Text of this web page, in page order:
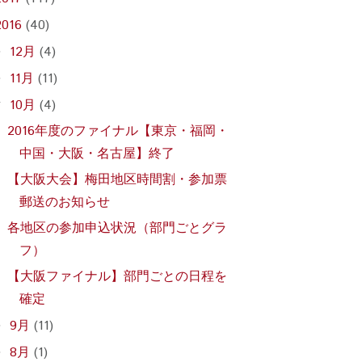
(40)
12月(4)
11月(11)
10月(4)
2016年度のファイナル【東京・福岡・
中国・大阪・名古屋】終了
【大阪大会】梅田地区時間割・参加票
郵送のお知らせ
各地区の参加申込状況（部門ごとグラ
フ）
【大阪ファイナル】部門ごとの日程を
確定
9月(11)
8月(1)